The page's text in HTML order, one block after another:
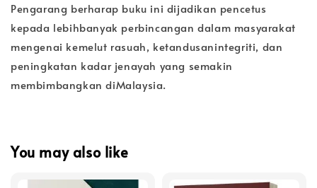
Pengarang berharap buku ini dijadikan pencetus
kepada lebihbanyak perbincangan dalam masyarakat
mengenai kemelut rasuah, ketandusanintegriti, dan
peningkatan kadar jenayah yang semakin
membimbangkan diMalaysia.
You may also like